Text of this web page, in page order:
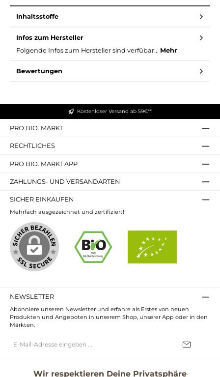
Inhaltsstoffe
Infos zum Hersteller
Folgende Infos zum Hersteller sind verfübar... Mehr
Bewertungen
Kostenloser Versand ab 59€**
PRO BIO. MARKT
RECHTLICHES
PRO BIO. MARKT APP
ZAHLUNGS- UND VERSANDARTEN
SICHER EINKAUFEN
Mehrfach ausgezeichnet und zertifiziert!
NEWSLETTER
Abonniere unseren Newsletter und erfahre als Erstes von neuen
Produkten und Angeboten in unserem Shop, unserer App oder in den
Märkten.
Mail-
Wir respektieren Deine Privatsphäre